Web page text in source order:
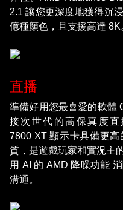
2.1 讓您更深度地獲得沉
億種顏色，且支援高達 8K
直播
準備好用您最喜愛的軟體
接次世代的高保真度直
7800 XT 顯示卡具備更
質，是遊戲玩家和實況主
用 AI 的 AMD 降噪功能
溝通。